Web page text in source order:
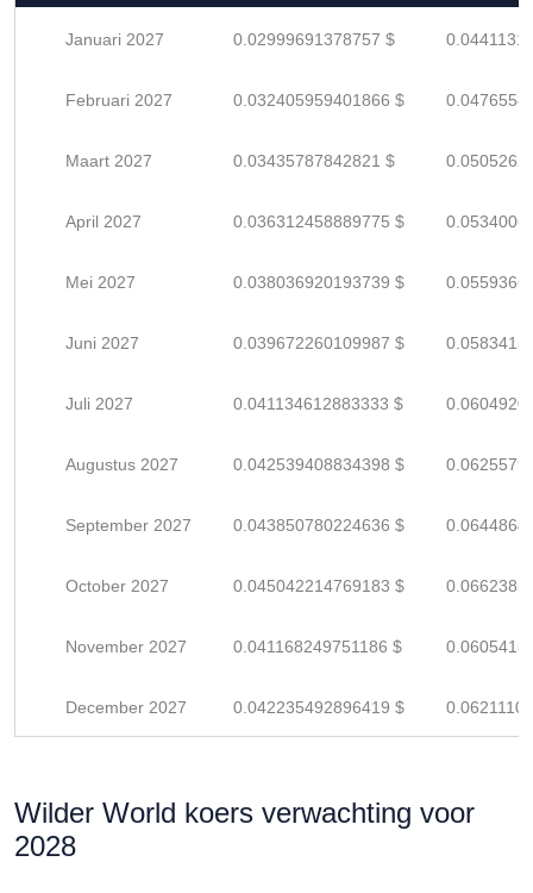
Januari 2027 0.02999691378757 $
Februari 2027 0.032405959401866 $
Maart 2027 0.03435787842821 $
April 2027 0.036312458889775 $
Mei 2027 0.038036920193739 $
Juni 2027 0.039672260109987 $
Juli 2027 0.041134612883333 $
Augustus 2027 0.042539408834398 $
September 2027 0.043850780224636 $
October 2027 0.045042214769183 $
November 2027 0.041168249751186 $
December 2027 0.042235492896419 $
Wilder World koers verwachting voor
2028